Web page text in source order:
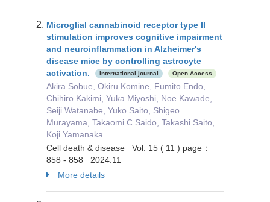
Microglial cannabinoid receptor type II
stimulation improves cognitive impairment
and neuroinflammation in Alzheimer's
disease mice by controlling astrocyte
activation.
International journal Open Access
Akira Sobue, Okiru Komine, Fumito Endo,
Chihiro Kakimi, Yuka Miyoshi, Noe Kawade,
Seiji Watanabe, Yuko Saito, Shigeo
Murayama, Takaomi C Saido, Takashi Saito,
Koji Yamanaka
Cell death & disease Vol. 15 ( 11 ) page：
858 - 858 2024.11
More details